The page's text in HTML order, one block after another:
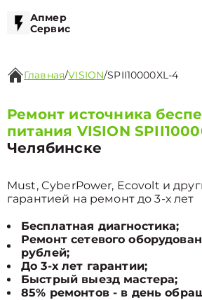
Апмер
Сервис
Главная/VISION/SPII10000XL-4
Ремонт источника
питания VISION
Челябинске
Must, CyberPower, Ecovolt и
гарантией на ремонт до 3-х лет
Бесплатная диагностика;
Ремонт сетевого
рублей;
До 3-х лет гарантии;
Быстрый выезд мастера;
85% ремонтов - в день